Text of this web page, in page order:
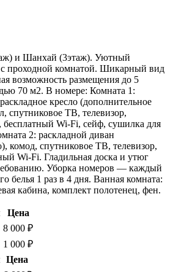
и Шанхай (3этаж). Уютный
проходной комнатой. Шикарный вид
возможность размещения до 5
70 м2. В номере: Комната 1:
кресло (дополнительное
спутниковое ТВ, телевизор,
бесплатный Wi-Fi, сейф, сушилка для
2: раскладной диван
комод, спутниковое ТВ, телевизор,
Wi-Fi. Гладильная доска и утюг
Уборка номеров — каждый
белья 1 раз в 4 дня. Ванная комната:
кабина, комплект полотенец, фен.
Цена
8 000 ₽
1 000 ₽
Цена